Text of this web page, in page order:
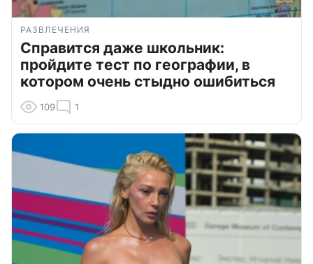
РАЗВЛЕЧЕНИЯ
Справится даже школьник:
пройдите тест по географии, в
котором очень стыдно ошибиться
109 1